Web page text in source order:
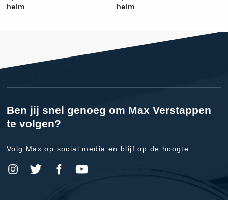
helm
helm
Ben jij snel genoeg om Max Verstappen
te volgen?
Volg Max op social media en blijf op de hoogte.